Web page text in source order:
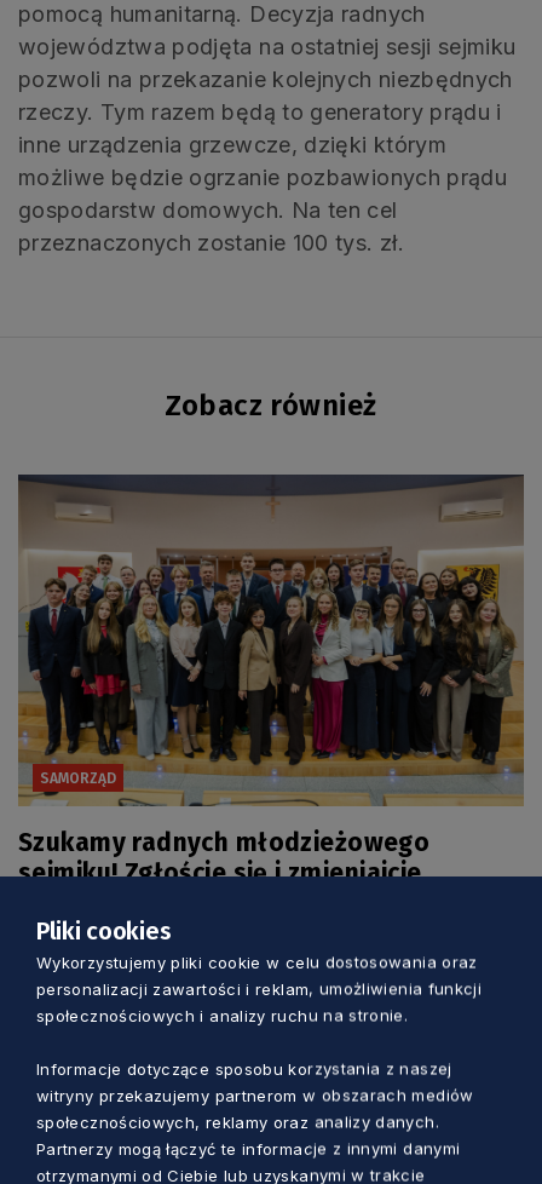
pomocą humanitarną. Decyzja radnych
województwa podjęta na ostatniej sesji sejmiku
pozwoli na przekazanie kolejnych niezbędnych
rzeczy. Tym razem będą to generatory prądu i
inne urządzenia grzewcze, dzięki którym
możliwe będzie ogrzanie pozbawionych prądu
gospodarstw domowych. Na ten cel
przeznaczonych zostanie 100 tys. zł.
Zobacz również
SAMORZĄD
Szukamy radnych młodzieżowego
sejmiku! Zgłoście się i zmieniajcie
Anna Skrzynecka
Pliki cookies
Wykorzystujemy pliki cookie w celu dostosowania oraz
personalizacji zawartości i reklam, umożliwienia funkcji
społecznościowych i analizy ruchu na stronie.
Informacje dotyczące sposobu korzystania z naszej
witryny przekazujemy partnerom w obszarach mediów
społecznościowych, reklamy oraz analizy danych.
Partnerzy mogą łączyć te informacje z innymi danymi
otrzymanymi od Ciebie lub uzyskanymi w trakcie